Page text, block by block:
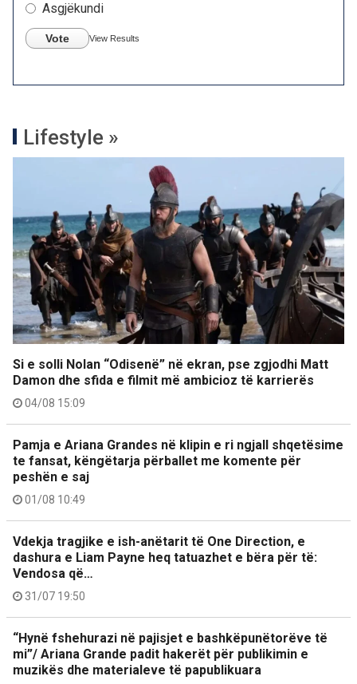
Asgjëkundi
Vote View Results
Lifestyle »
Si e solli Nolan “Odisenë” në ekran, pse zgjodhi Matt
Damon dhe sfida e filmit më ambicioz të karrierës
04/08 15:09
Pamja e Ariana Grandes në klipin e ri ngjall shqetësime
te fansat, këngëtarja përballet me komente për
peshën e saj
01/08 10:49
Vdekja tragjike e ish-anëtarit të One Direction, e
dashura e Liam Payne heq tatuazhet e bëra për të:
Vendosa që…
31/07 19:50
“Hynë fshehurazi në pajisjet e bashkëpunëtorëve të
mi”/ Ariana Grande padit hakerët për publikimin e
muzikës dhe materialeve të papublikuara